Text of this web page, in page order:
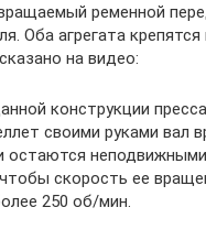
ременной
Оба агрегата
на видео:
конструкции
своими руками вал
остаются
скорость ее
250 об/мин.